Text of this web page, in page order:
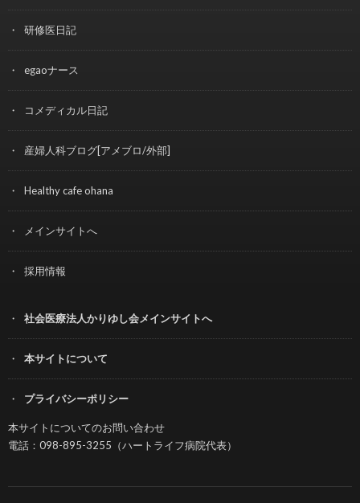
研修医日記
egaoナース
コメディカル日記
産婦人科ブログ[アメブロ/外部]
Healthy cafe ohana
メインサイトへ
採用情報
社会医療法人かりゆし会メインサイトへ
本サイトについて
プライバシーポリシー
本サイトについてのお問い合わせ
電話：098-895-3255（ハートライフ病院代表）